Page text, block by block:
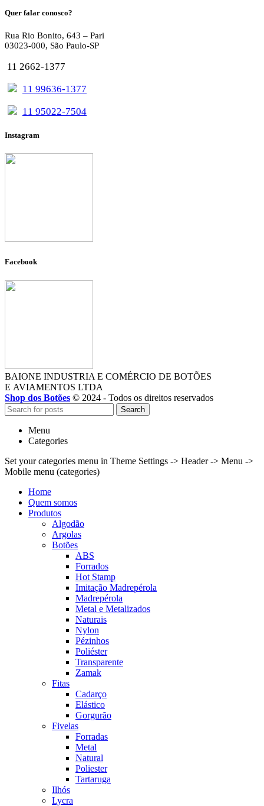
Quer falar conosco?
Rua Rio Bonito, 643 – Pari
03023-000, São Paulo-SP
11 2662-1377
11 99636-1377
11 95022-7504
Instagram
Facebook
BAIONE INDUSTRIA E COMÉRCIO DE BOTÕES
E AVIAMENTOS LTDA
Shop dos Botões © 2024 - Todos os direitos reservados
Search
Menu
Categories
Set your categories menu in Theme Settings -> Header -> Menu ->
Mobile menu (categories)
Home
Quem somos
Produtos
Algodão
Argolas
Botões
ABS
Forrados
Hot Stamp
Imitação Madrepérola
Madrepérola
Metal e Metalizados
Naturais
Nylon
Pézinhos
Poliéster
Transparente
Zamak
Fitas
Cadarço
Elástico
Gorgurão
Fivelas
Forradas
Metal
Natural
Poliester
Tartaruga
Ilhós
Lycra